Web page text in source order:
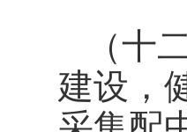
（十
建设，